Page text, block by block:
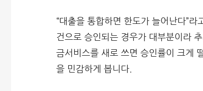
“대출을 통합하면 한도가 늘어난다”
건으로 승인되는 경우가 대부분이라
금서비스를 새로 쓰면 승인률이 크게
을 민감하게 봅니다.